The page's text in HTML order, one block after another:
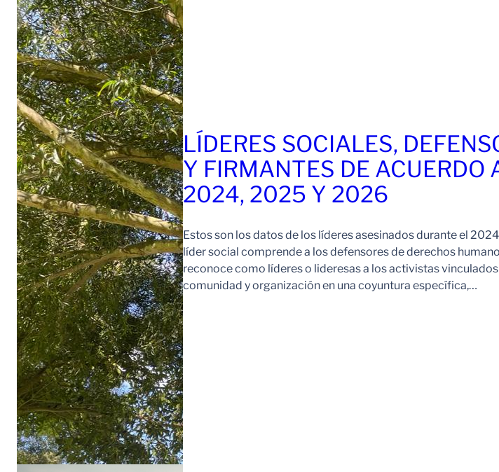
LÍDERES SOCIALES,
Y FIRMANTES DE ACUERDO
2024, 2025 Y 2026
Estos son los datos de los líderes asesinados durante el
líder social comprende a los defensores de derechos
reconoce como líderes o lideresas a los activistas
comunidad y organización en una coyuntura específica,…